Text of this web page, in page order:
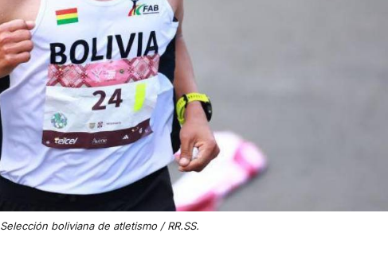
Selección boliviana de atletismo / RR.SS.